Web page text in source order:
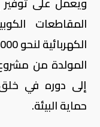
المقاطعات
المولدة من
إلى دوره في
حماية البيئة.